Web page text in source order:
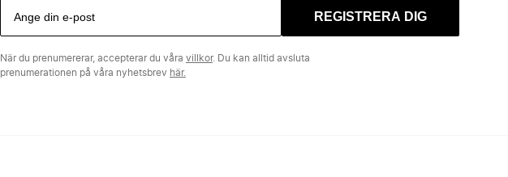
REGISTRERA DIG
När du prenumererar, accepterar du våra villkor. Du kan alltid avsluta
prenumerationen på våra nyhetsbrev här.